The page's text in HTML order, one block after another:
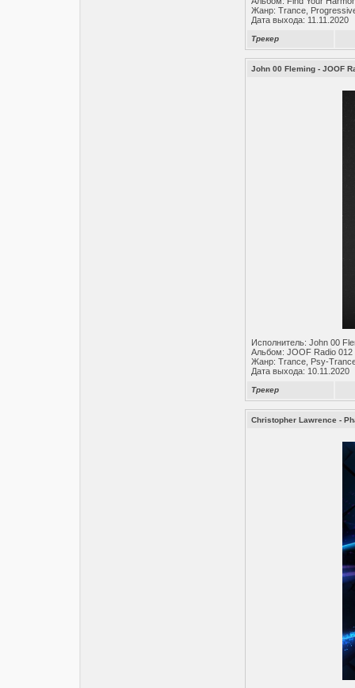
Жанр: Trance,
Дата выхода: 11.11.2020
Трекер
John 00 Fleming - JOOF
Исполнитель: John 00
Альбом: JOOF Radio 012
Жанр: Trance, Psy-
Дата выхода: 10.11.2020
Трекер
Christopher Lawrence -